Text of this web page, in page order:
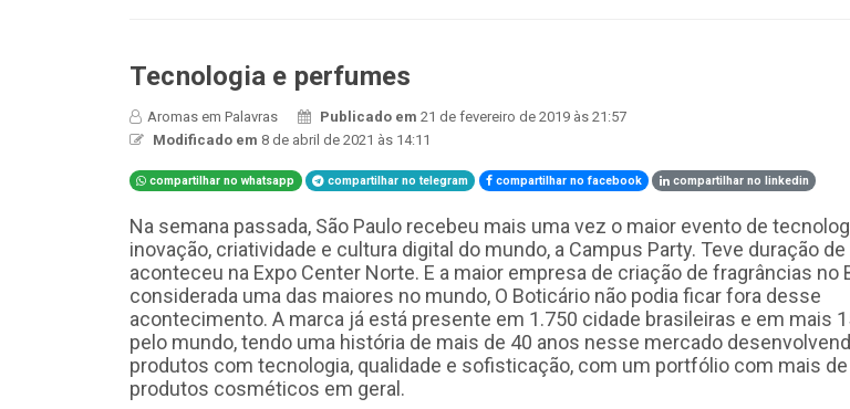
Tecnologia e perfumes
Aromas em Palavras Publicado em21 de fevereiro de 2019 às 21:57
Modificado em 8 de abril de 2021 às 14:11
compartilhar no whatsapp compartilhar no telegram compartilhar no facebook compartilhar no linkedin
Na semana passada, São Paulo recebeu mais uma vez o maior evento de
inovação, criatividade e cultura digital do mundo, a Campus Party. Teve duração de
aconteceu na Expo Center Norte. E a maior empresa de criação de fragrâncias no
considerada uma das maiores no mundo, O Boticário não podia ficar fora desse
acontecimento. A marca já está presente em 1.750 cidade brasileiras e em mais
pelo mundo, tendo uma história de mais de 40 anos nesse mercado
produtos com tecnologia, qualidade e sofisticação, com um portfólio com mais
produtos cosméticos em geral.